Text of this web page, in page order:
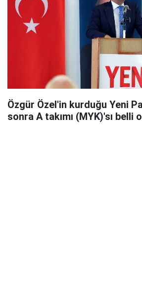
Özgür Özel'in kurduğu Yeni
sonra A takımı (MYK)'sı belli